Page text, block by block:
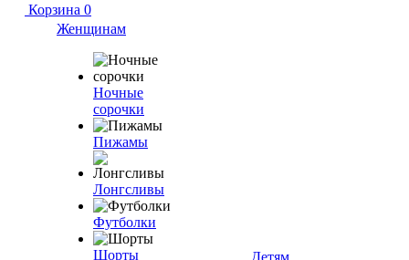
Корзина 0
Женщинам
Ночные
сорочки
Пижамы
Лонгсливы
Футболки
Шорты
Детям